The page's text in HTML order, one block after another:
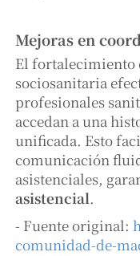
Mejoras en
El fortalecimiento
sociosanitaria
profesionales
accedan a una
unificada. Esto
comunicación
asistenciales,
asistencial.
- Fuente original:
comunidad-de-